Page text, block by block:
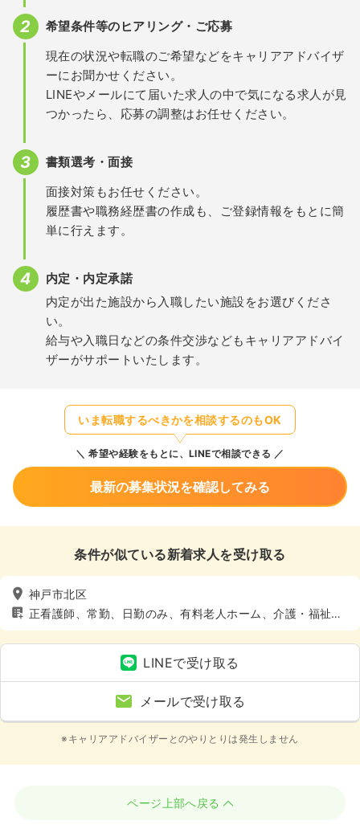
希望条件等のヒアリング・ご応募
現在の状況や転職のご希望などをキャリアアドバイザ
ーにお聞かせください。
LINEやメールにて届いた求人の中で気になる求人が見
つかったら、応募の調整はお任せください。
書類選考・面接
面接対策もお任せください。
履歴書や職務経歴書の作成も、ご登録情報をもとに簡
単に行えます。
内定・内定承諾
内定が出た施設から入職したい施設をお選びくださ
い。
給与や入職日などの条件交渉などもキャリアアドバイ
ザーがサポートいたします。
いま転職するべきかを相談するのもOK
希望や経験をもとに、LINEで相談できる
最新の募集状況を確認してみる
条件が似ている新着求人を受け取る
神戸市北区
正看護師、常勤、日勤のみ、有料老人ホーム、介護・福祉
系、4週8休以上
LINEで受け取る
メールで受け取る
※キャリアアドバイザーとのやりとりは発生しません
ページ上部へ戻る